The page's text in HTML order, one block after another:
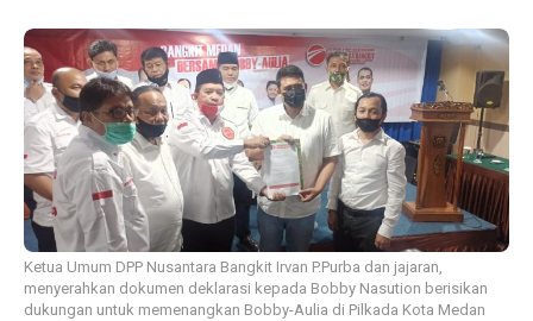
Ketua Umum DPP Nusantara Bangkit Irvan P.Purba dan jajaran,
menyerahkan dokumen deklarasi kepada Bobby Nasution berisikan
dukungan untuk memenangkan Bobby-Aulia di Pilkada Kota Medan